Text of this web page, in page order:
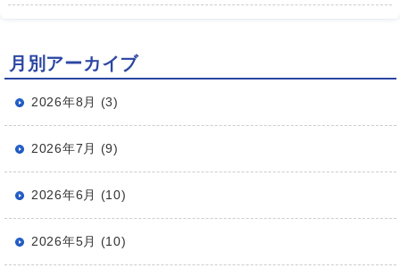
月別アーカイブ
2026年8月 (3)
2026年7月 (9)
2026年6月 (10)
2026年5月 (10)